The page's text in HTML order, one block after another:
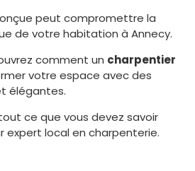
peut compromettre la
de votre habitation à Annecy.
comment un charpentier
votre espace avec des
élégantes.
ce que vous devez savoir
expert local en charpenterie.